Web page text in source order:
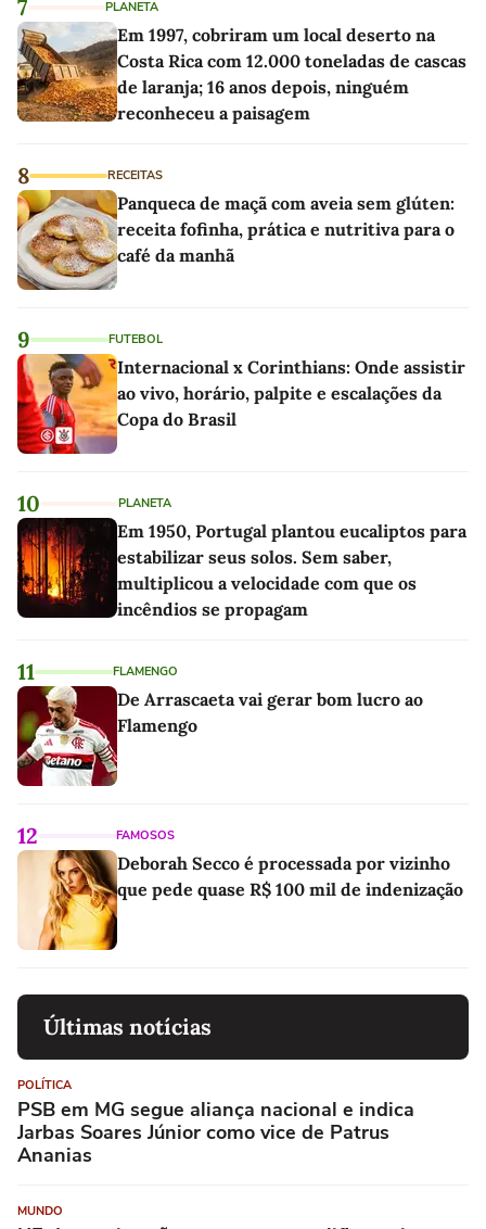
7 PLANETA
Em 1997, cobriram um local deserto na
Costa Rica com 12.000 toneladas de cascas
de laranja; 16 anos depois, ninguém
reconheceu a paisagem
8 RECEITAS
Panqueca de maçã com aveia sem glúten:
receita fofinha, prática e nutritiva para o
café da manhã
9 FUTEBOL
Internacional x Corinthians: Onde assistir
ao vivo, horário, palpite e escalações da
Copa do Brasil
10 PLANETA
Em 1950, Portugal plantou eucaliptos para
estabilizar seus solos. Sem saber,
multiplicou a velocidade com que os
incêndios se propagam
11 FLAMENGO
De Arrascaeta vai gerar bom lucro ao
Flamengo
12 FAMOSOS
Deborah Secco é processada por vizinho
que pede quase R$ 100 mil de indenização
Últimas notícias
POLÍTICA
PSB em MG segue aliança nacional e indica
Jarbas Soares Júnior como vice de Patrus
Ananias
MUNDO